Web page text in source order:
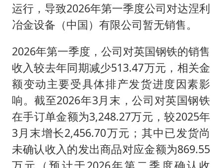
运行，导致2026年第一季度公司对达涅利
冶金设备（中国）有限公司暂无销售。
2026年第一季度，公司对英国钢铁的销售
收入较去年同期减少513.47万元，相关金
额变动主要受具体排产发货进度因素影
响。截至2026年3月末，公司对英国钢铁
在手订单金额为3,248.27万元，较2025年
3月末增长2,456.70万元；其中已发货尚
未确认收入的发出商品对应金额为869.55